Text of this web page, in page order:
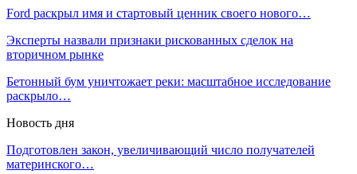
Ford раскрыл имя и стартовый ценник своего нового…
Эксперты назвали признаки рискованных сделок на
вторичном рынке
Бетонный бум уничтожает реки: масштабное исследование
раскрыло…
Новость дня
Подготовлен закон, увеличивающий число получателей
материнского…